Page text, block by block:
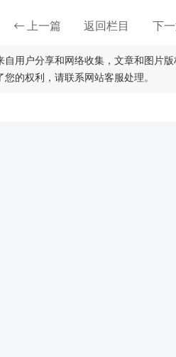
上一篇 返回栏目 下
用户分享和网络收集，文章和图片
的权利，请联系网站客服处理。